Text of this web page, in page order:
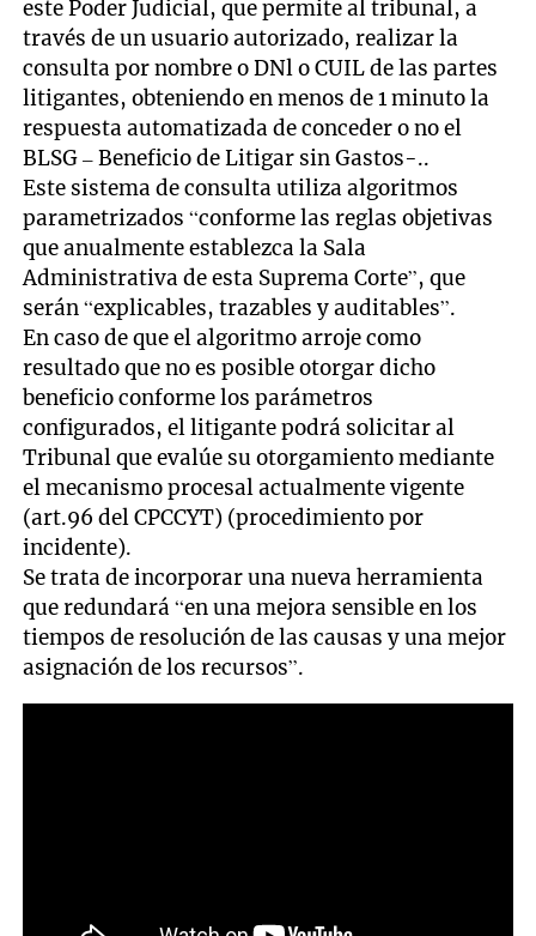
este Poder Judicial, que permite al tribunal, a
través de un usuario autorizado, realizar la
consulta por nombre o DNl o CUIL de las partes
litigantes, obteniendo en menos de 1 minuto la
respuesta automatizada de conceder o no el
BLSG – Beneficio de Litigar sin Gastos-..
Este sistema de consulta utiliza algoritmos
parametrizados “conforme las reglas objetivas
que anualmente establezca la Sala
Administrativa de esta Suprema Corte”, que
serán “explicables, trazables y auditables”.
En caso de que el algoritmo arroje como
resultado que no es posible otorgar dicho
beneficio conforme los parámetros
configurados, el litigante podrá solicitar al
Tribunal que evalúe su otorgamiento mediante
el mecanismo procesal actualmente vigente
(art.96 del CPCCYT) (procedimiento por
incidente).
Se trata de incorporar una nueva herramienta
que redundará “en una mejora sensible en los
tiempos de resolución de las causas y una mejor
asignación de los recursos”.